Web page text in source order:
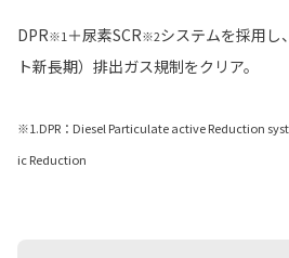
DPR※1 ＋尿素SCR※2システムを採用し
ト新長期）排出ガス規制をクリア。
※1.DPR：Diesel Particulate active Reduction
ic Reduction